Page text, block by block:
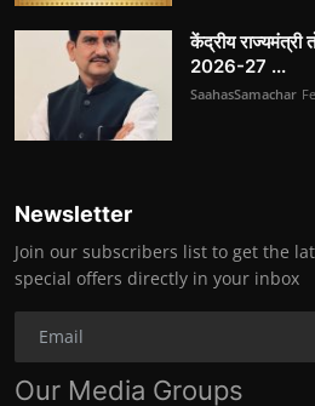
केंद्रीय
2026-27 ...
SaahasSamachar
Newsletter
Join our subscribers list to get the
special offers directly in your inbox
Our Media Groups